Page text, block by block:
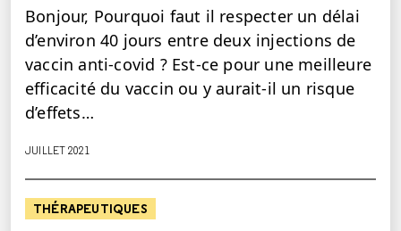
Bonjour, Pourquoi faut il respecter un délai
d’environ 40 jours entre deux injections de
vaccin anti-covid ? Est-ce pour une meilleure
efficacité du vaccin ou y aurait-il un risque
d’effets…
JUILLET 2021
THÉRAPEUTIQUES